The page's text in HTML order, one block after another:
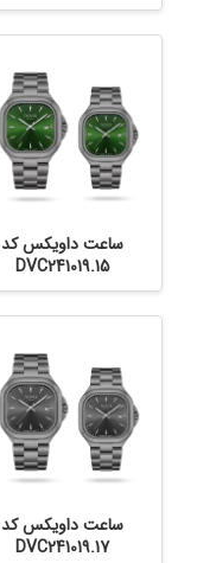
ساعت داویکس کد
DVC241019.15
ساعت داویکس کد
DVC241019.17